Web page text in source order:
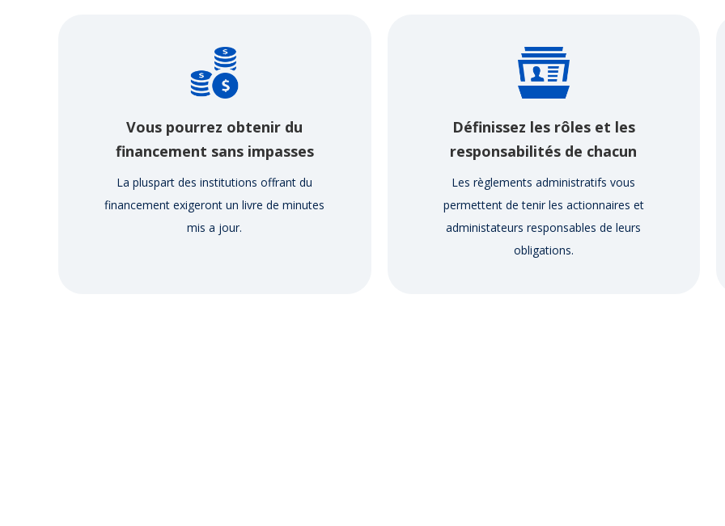
Vous pourrez obtenir du
financement sans impasses
La pluspart des institutions offrant du
financement exigeront un livre de minutes
mis a jour.
Définissez les rôles et les
responsabilités de chacun
Les règlements administratifs vous
permettent de tenir les actionnaires et
administateurs responsables de leurs
obligations.